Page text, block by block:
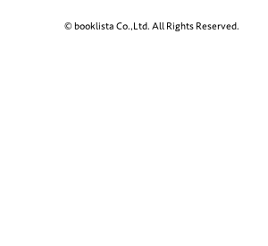
© booklista Co.,Ltd. All Rights Reserved.